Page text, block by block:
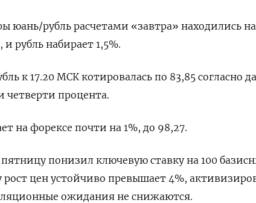
юань/рубль расчетами «завтра» находились на
рубль набирает 1,5%.
к 17.20 МСК котировалась по 83,85 согласно
четверти процента.
на форексе почти на 1%, до 98,27.
понизил ключевую ставку на 100
рост цен устойчиво превышает 4%,
ожидания не снижаются.